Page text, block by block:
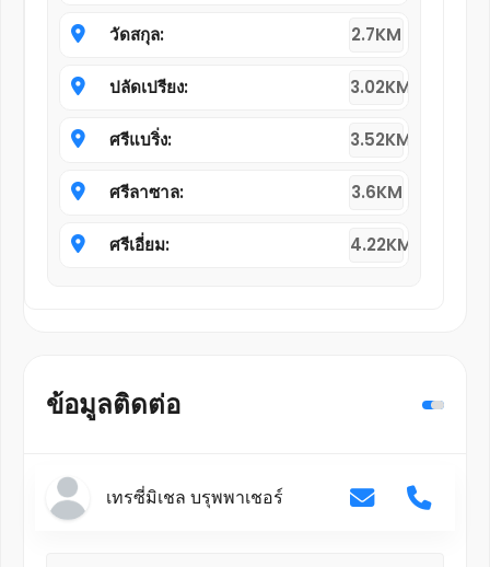
วัดสกุล: 2.7KM
ปลัดเปรียง: 3.02KM
ศรีแบริ่ง: 3.52KM
ศรีลาซาล: 3.6KM
ศรีเอี่ยม: 4.22KM
ข้อมูลติดต่อ
เทรซี่มิเชล บรุพพาเชอร์